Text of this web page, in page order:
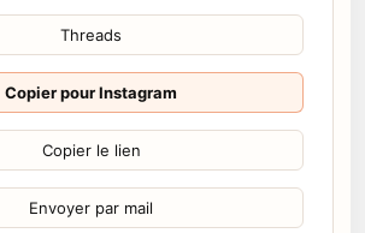
Threads
Copier pour Instagram
Copier le lien
Envoyer par mail